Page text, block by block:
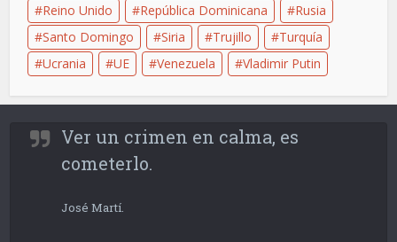
Reino Unido
República Dominicana
Rusia
Santo Domingo
Siria Trujillo
Turquía
Ucrania
UE Venezuela Vladimir Putin
Ver un crimen en calma, es
cometerlo.
José Martí.